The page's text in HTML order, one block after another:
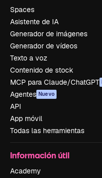
Spaces
Asistente de IA
Generador de imágenes
Generador de vídeos
Texto a voz
Contenido de stock
MCP para Claude/ChatGPT
Agentes Nuevo
API
App móvil
Todas las herramientas
Información útil
Academy